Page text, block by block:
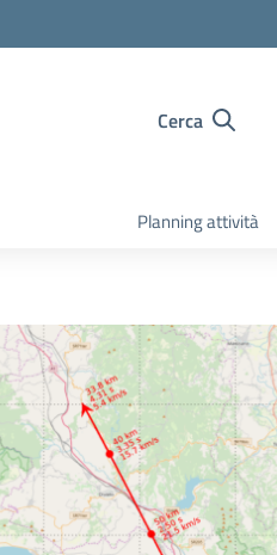
Cerca
Planning attività